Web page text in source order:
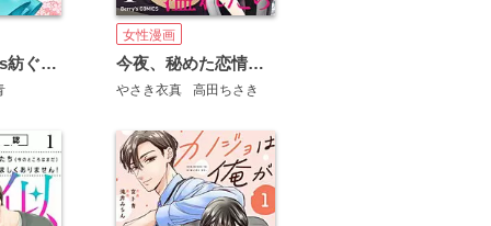
comic Berry’s紡ぐはひとひらの光
女性漫画
今夜、秘めた恋情が溢れたら～極上社長は傷心秘書を逃がさない～
やさき衣真 高田ちさき